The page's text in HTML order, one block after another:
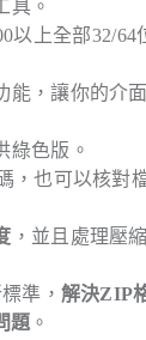
具。
以上全部32/64
能，讓你的介
綠色版。
，也可以核對
，並且處理壓
準， 解決ZIP
題 。